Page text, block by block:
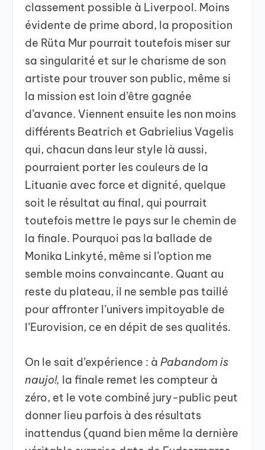
classement possible à Liverpool. Moins
évidente de prime abord, la proposition
de Rüta Mur pourrait toutefois miser sur
sa singularité et sur le charisme de son
artiste pour trouver son public, même si
la mission est loin d’être gagnée
d’avance. Viennent ensuite les non moins
différents Beatrich et Gabrielius Vagelis
qui, chacun dans leur style là aussi,
pourraient porter les couleurs de la
Lituanie avec force et dignité, quelque
soit le résultat au final, qui pourrait
toutefois mettre le pays sur le chemin de
la finale. Pourquoi pas la ballade de
Monika Linkyté, même si l’option me
semble moins convaincante. Quant au
reste du plateau, il ne semble pas taillé
pour affronter l’univers impitoyable de
l’Eurovision, ce en dépit de ses qualités.
On le sait d’expérience : àPabandom is
naujo!, la finale remet les compteur à
zéro, et le vote combiné jury-public peut
donner lieu parfois à des résultats
inattendus (quand bien même la dernière